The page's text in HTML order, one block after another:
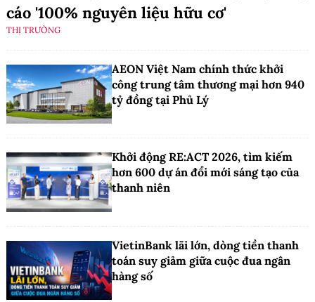
cáo '100% nguyên liệu hữu cơ'
THỊ TRƯỜNG
AEON Việt Nam chính thức khởi
công trung tâm thương mại hơn 940
tỷ đồng tại Phủ Lý
Khởi động RE:ACT 2026, tìm kiếm
hơn 600 dự án đổi mới sáng tạo của
thanh niên
VietinBank lãi lớn, dòng tiền thanh
toán suy giảm giữa cuộc đua ngân
hàng số